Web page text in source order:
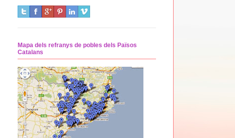
Mapa dels refranys de pobles dels Països
Catalans